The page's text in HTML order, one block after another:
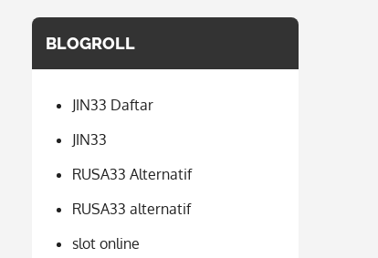
BLOGROLL
JIN33 Daftar
JIN33
RUSA33 Alternatif
RUSA33 alternatif
slot online